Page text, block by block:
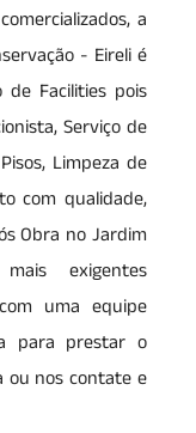
a
- Eireli é
Facilities pois
Serviço de
Limpeza de
com qualidade,
Obra no Jardim
exigentes
uma equipe
para prestar o
ou nos contate e